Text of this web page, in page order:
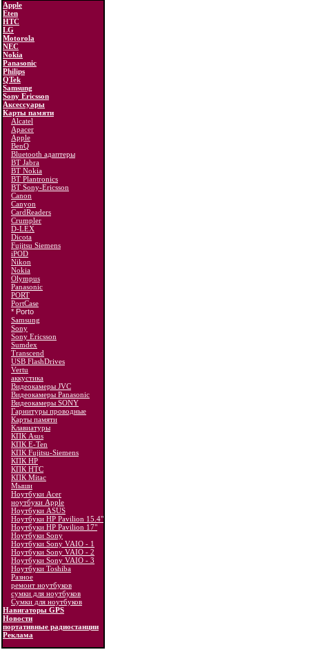
Apple
Eten
HTC
LG
Motorola
NEC
Nokia
Panasonic
Philips
QTek
Samsung
Sony Ericsson
Аксессуары
Карты памяти
Alcatel
Apacer
Apple
BenQ
Bluetooth адаптеры
BT Jabra
BT Nokia
BT Plantronics
BT Sony-Ericsson
Canon
Canyon
CardReaders
Crumpler
D-LEX
Dicota
Fujitsu Siemens
iPOD
Nikon
Nokia
Olympus
Panasonic
PORT
PortCase
* Porto
Samsung
Sony
Sony Ericsson
Sumdex
Transcend
USB FlashDrives
Vertu
аккустика
Видеокамеры JVC
Видеокамеры Panasonic
Видеокамеры SONY
Гарнитуры проводные
Карты памяти
Клавиатуры
КПК Asus
КПК E-Ten
КПК Fujitsu-Siemens
КПК HP
КПК HTC
КПК Mitac
Мыши
Ноутбуки Acer
ноутбуки Apple
Ноутбуки ASUS
Ноутбуки HP Pavilion 15.4"
Ноутбуки HP Pavilion 17"
Ноутбуки Sony
Ноутбуки Sony VAIO - 1
Ноутбуки Sony VAIO - 2
Ноутбуки Sony VAIO - 3
Ноутбуки Toshiba
Разное
ремонт ноутбуков
сумки для ноутбуков
Сумки для ноутбуков
Навигаторы GPS
Новости
портативные радиостанции
Реклама